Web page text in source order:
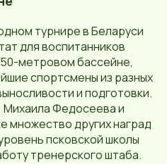
турнире в Беларуси
для воспитанников
метровом бассейне,
спортсмены из разных
и подготовки.
Федосеева и
множество других наград
псковской школы
тренерского штаба.